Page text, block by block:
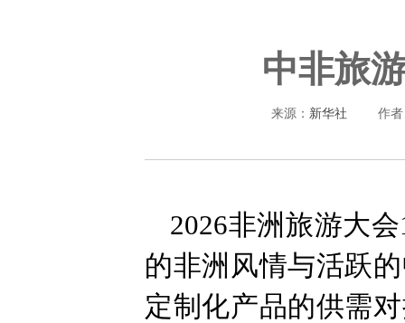
中非旅
来源： 新华社 作
2026非洲旅游大
的非洲风情与活跃
定制化产品的供需